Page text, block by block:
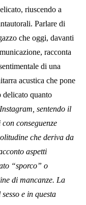
riuscendo a
Parlare di
che oggi, davanti
racconta
di una
acustica che pone
delicato quanto
sentendo il
conseguenze
che deriva da
aspetti
“sporco” o
di mancanze. La
e in questa